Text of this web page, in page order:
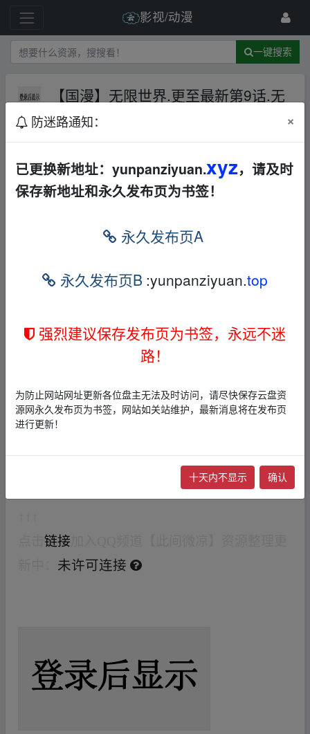
影视/动漫
一键搜索
【国漫】无限世界.更至最新第9话.无
B站水印-去片头片尾纯享版+原版-
AL 华语
回复
▂fr om w ww.y▁un﹏pan zi▂yu‥an.xy z
影视动漫综艺纪录片等几百T资源更新中
↓↓↓
就打开下面这个，失效随时更新
链接加入QQ频道【此间微凉】资源整理更
未许可连接
防迷路通知： ×
已更换新地址：yunpanziyuan.xyz，请及时
保存新地址和永久发布页为书签！
永久发布页A
永久发布页B :yunpanziyuan.top
强烈建议保存发布页为书签，永远不迷
路！
为防止网站网址更新各位盘主无法及时访问，请尽快保存云盘资
源网永久发布页为书签，网站如关站维护，最新消息将在发布页
进行更新！
十天内不显示 确认